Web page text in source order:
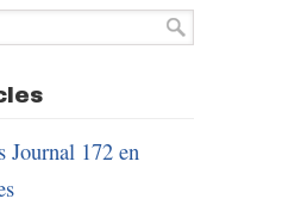
Journal 172 en